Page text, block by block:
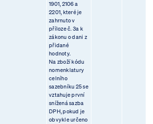
1901, 2106 a
2201, které je
zahrnuto v
příloze č. 3a k
zákonu o dani z
přidané
hodnoty.
Na zboží kódu
nomenklatury
celního
sazebníku 25 se
vztahuje první
snížená sazba
DPH, pokud je
obvykle určeno